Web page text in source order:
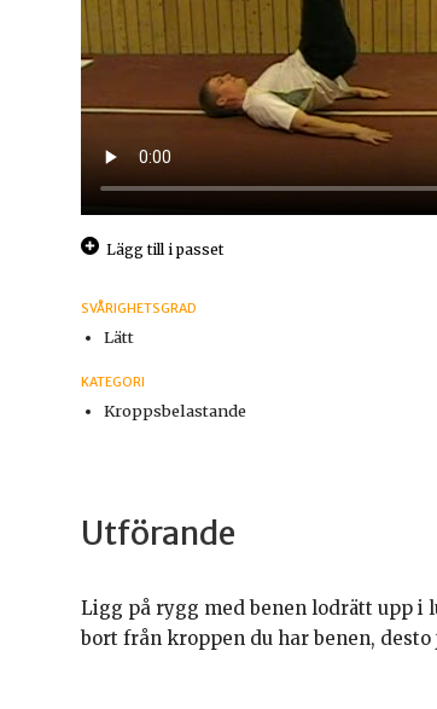
Lägg till i passet
SVÅRIGHETSGRAD
Lätt
KATEGORI
Kroppsbelastande
Utförande
Ligg på rygg med benen lodrätt upp i
bort från kroppen du har benen,